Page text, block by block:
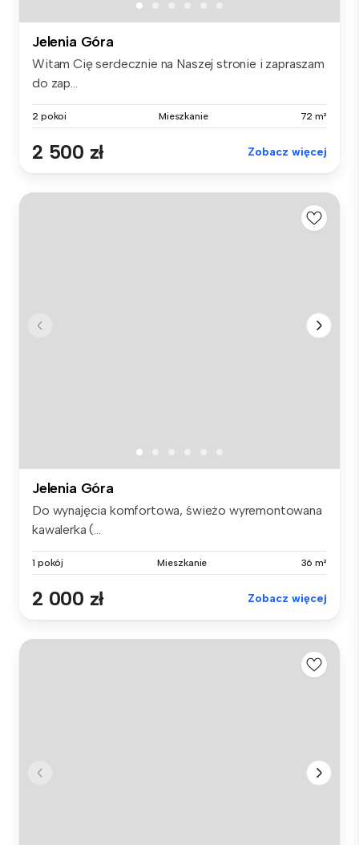
Jelenia Góra
Witam Cię serdecznie na Naszej stronie i zapraszam
do zap...
2 pokoi Mieszkanie 72 m²
2 500 zł Zobacz więcej
Jelenia Góra
Do wynajęcia komfortowa, świeżo wyremontowana
kawalerka (...
1 pokój Mieszkanie 36 m²
2 000 zł Zobacz więcej